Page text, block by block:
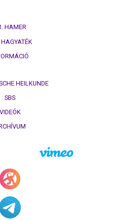
HAMER
HAGYATÉK
HEILKUNDE
SBS
VIDEÓK